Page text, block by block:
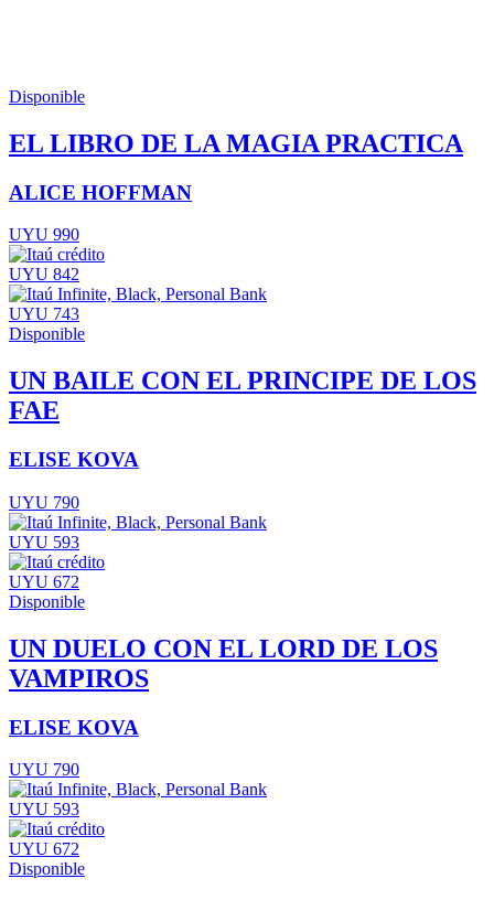
Disponible
EL LIBRO DE LA MAGIA PRACTICA
ALICE HOFFMAN
UYU 990
UYU 842
UYU 743
Disponible
UN BAILE CON EL PRINCIPE DE LOS
FAE
ELISE KOVA
UYU 790
UYU 593
UYU 672
Disponible
UN DUELO CON EL LORD DE LOS
VAMPIROS
ELISE KOVA
UYU 790
UYU 593
UYU 672
Disponible